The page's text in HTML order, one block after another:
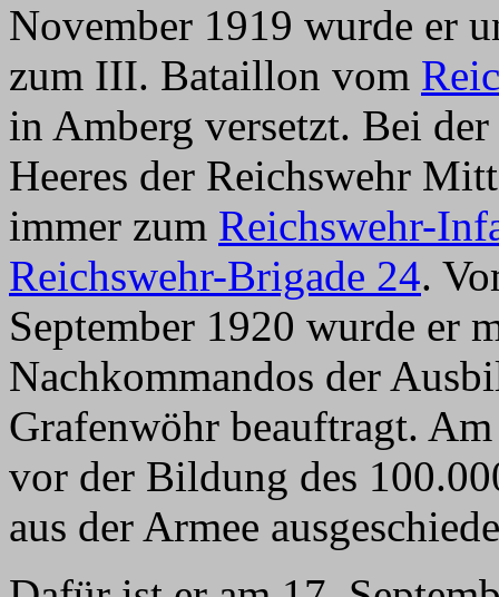
November 1919 wurde er
zum III. Bataillon vom
in Amberg versetzt. Bei
Heeres der Reichswehr
immer zum Reichswehr-
Reichswehr-Brigade 24.
September 1920 wurde er
Nachkommandos der
Grafenwöhr beauftragt.
vor der Bildung des
aus der Armee